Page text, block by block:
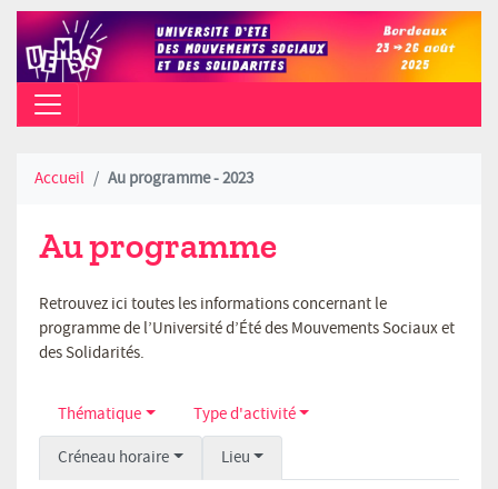
CAMPUS PEIXOTTO (TALENCE) -
Accueil Au programme - 2023
Au programme
Retrouvez ici toutes les informations concernant le
programme de l’Université d’Été des Mouvements Sociaux et
des Solidarités.
Thématique Type d'activité
Créneau horaire Lieu